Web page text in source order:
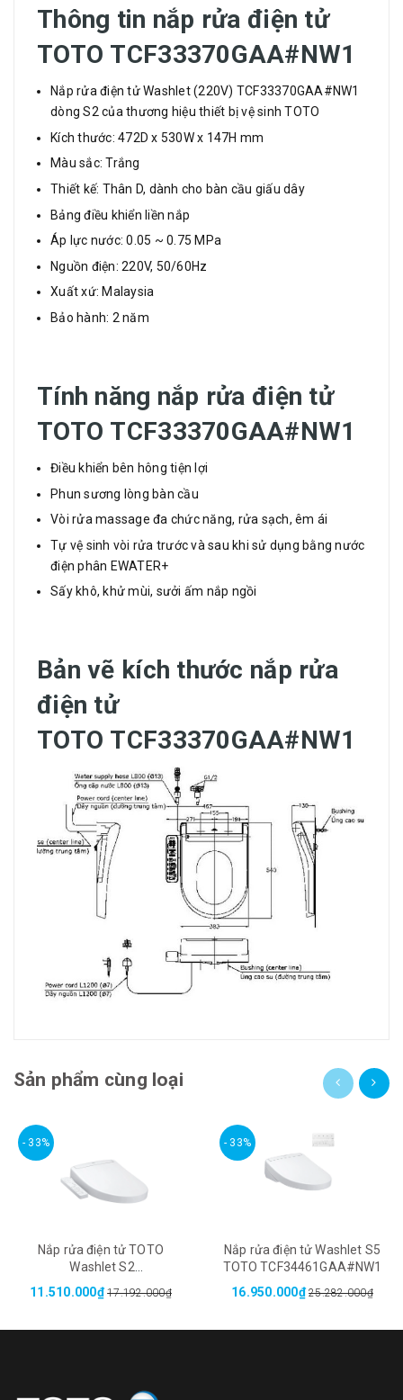
Thông tin nắp rửa điện tử
TOTO TCF33370GAA#NW1
Nắp rửa điện tử Washlet (220V) TCF33370GAA#NW1
dòng S2 của thương hiệu thiết bị vệ sinh TOTO
Kích thước: 472D x 530W x 147H mm
Màu sắc: Trắng
Thiết kế: Thân D, dành cho bàn cầu giấu dây
Bảng điều khiển liền nắp
Áp lực nước: 0.05 ~ 0.75 MPa
Nguồn điện: 220V, 50/60Hz
Xuất xứ: Malaysia
Bảo hành: 2 năm
Tính năng nắp rửa điện tử
TOTO TCF33370GAA#NW1
Điều khiển bên hông tiện lợi
Phun sương lòng bàn cầu
Vòi rửa massage đa chức năng, rửa sạch, êm ái
Tự vệ sinh vòi rửa trước và sau khi sử dụng bằng nước
điện phân EWATER+
Sấy khô, khử mùi, sưởi ấm nắp ngồi
Bản vẽ kích thước nắp rửa
điện tử
TOTO TCF33370GAA#NW1
Sản phẩm cùng loại
- 33%
Nắp rửa điện tử TOTO
Washlet S2
TCF33461GAA#NW1
11.510.000₫ 17.192.000₫
- 33%
Nắp rửa điện tử Washlet S5
TOTO TCF34461GAA#NW1
16.950.000₫ 25.282.000₫